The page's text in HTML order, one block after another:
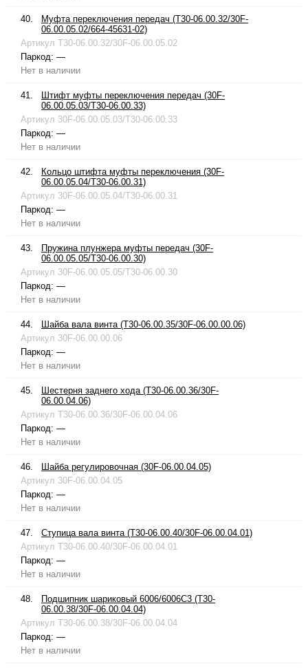
40.
Муфта переключения передач (T30-06.00.32/30F-
06.00.05.02/664-45631-02)
Артикул T30-06.00.32/30F-06.00.05.02
Паркод: —
Нет в наличии
41.
Штифт муфты переключения передач (30F-
06.00.05.03/T30-06.00.33)
Артикул 30F-06.00.05.03/T30-06.00.33
Паркод: —
Нет в наличии
42.
Кольцо штифта муфты переключения (30F-
06.00.05.04/T30-06.00.31)
Артикул 30F-06.00.05.04/T30-06.00.31
Паркод: —
Нет в наличии
43.
Пружина плунжера муфты передач (30F-
06.00.05.05/T30-06.00.30)
Артикул 30F-06.00.05.05/T30-06.00.30
Паркод: —
Нет в наличии
44.
Шайба вала винта (T30-06.00.35/30F-06.00.00.06)
Артикул 30F-06.00.00.06
Паркод: —
Нет в наличии
45.
Шестерня заднего хода (T30-06.00.36/30F-
06.00.04.06)
Артикул T30-06.00.36/30F-06.00.04.06
Паркод: —
Нет в наличии
46.
Шайба регулировочная (30F-06.00.04.05)
Артикул 30F-06.00.04.05
Паркод: —
Нет в наличии
47.
Ступица вала винта (T30-06.00.40/30F-06.00.04.01)
Артикул T30-06.00.40/30F-06.00.04.01
Паркод: —
Нет в наличии
48.
Подшипник шариковый 6006/6006C3 (T30-
06.00.38/30F-06.00.04.04)
Артикул T30-06.00.38/30F-06.00.04.04
Паркод: —
Нет в наличии